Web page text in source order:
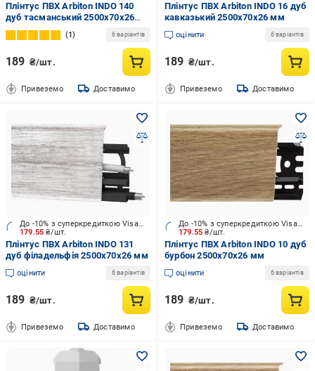
Плінтус ПВХ Arbiton INDO 140
дуб тасманський 2500х70x26
мм
1 6 варіантів
189 ₴/шт.
Привеземо Доставимо
Плінтус ПВХ Arbiton INDO 16 дуб
кавказький 2500х70x26 мм
оцінити 6 варіантів
189 ₴/шт.
Привеземо Доставимо
179.55₴/шт.
До -10% з суперкредиткою Visa Вигода
Плінтус ПВХ Arbiton INDO 131
дуб філадельфія 2500х70x26 мм
оцінити 6 варіантів
189 ₴/шт.
Привеземо Доставимо
179.55₴/шт.
До -10% з суперкредиткою Visa Вигода
Плінтус ПВХ Arbiton INDO 10 дуб
бурбон 2500х70x26 мм
оцінити 6 варіантів
189 ₴/шт.
Привеземо Доставимо